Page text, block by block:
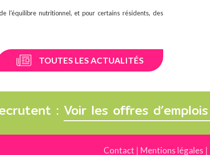
l'équilibre nutritionnel, et pour certains résidents, des
TOUTES LES ACTUALITÉS
: Voir les offres d’emplois
Contact | Mentions légales |